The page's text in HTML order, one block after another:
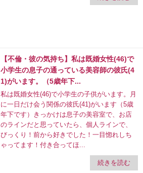
【不倫・彼の気持ち】私は既婚女性(46)で
小学生の息子の通っている美容師の彼氏(4
1)がいます。（5歳年下...
私は既婚女性(46)で小学生の子供がいます。月
に一日だけ会う関係の彼氏(41)がいます（5歳
年下です）きっかけは息子の美容室で、お店
のラインだと思っていたら、個人ラインで、
びっくり！前から好きでした！一目惚れしち
ゃってます！付き合ってほ...
続きを読む